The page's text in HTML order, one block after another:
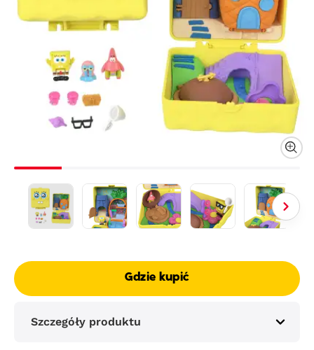
Gdzie kupić
Szczegóły produktu